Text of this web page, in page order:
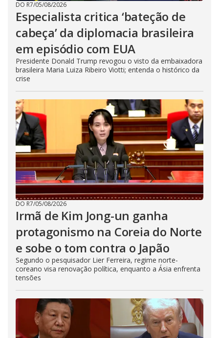
DO R7/05/08/2026
Especialista critica ‘bateção de
cabeça’ da diplomacia brasileira
em episódio com EUA
Presidente Donald Trump revogou o visto da embaixadora
brasileira Maria Luiza Ribeiro Viotti; entenda o histórico da
crise
DO R7/05/08/2026
Irmã de Kim Jong-un ganha
protagonismo na Coreia do Norte
e sobe o tom contra o Japão
Segundo o pesquisador Lier Ferreira, regime norte-
coreano visa renovação política, enquanto a Ásia enfrenta
tensões